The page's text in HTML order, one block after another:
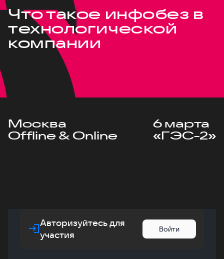
Что такое инфобез в
технологической
компании
Москва
Offline & Online
6 марта
«ГЭС-2»
Авторизуйтесь для
участия
Войти